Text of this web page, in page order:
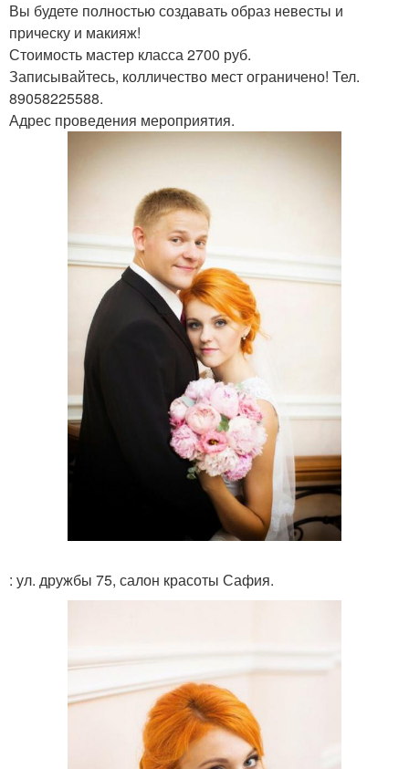
Вы будете полностью создавать образ невесты и
прическу и макияж!
Стоимость мастер класса 2700 руб.
Записывайтесь, колличество мест ограничено! Тел.
89058225588.
Адрес проведения мероприятия.
: ул. дружбы 75, салон красоты Сафия.